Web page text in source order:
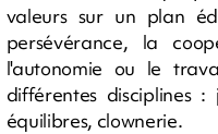
valeurs sur un plan
persévérance, la
l'autonomie ou le
différentes disciplines
équilibres, clownerie.